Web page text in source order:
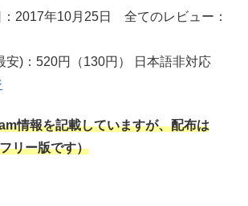
2017年10月25日 全てのレビュー：
安)：520円（130円） 日本語非対応
情報を記載していますが、配布は
リー版です）